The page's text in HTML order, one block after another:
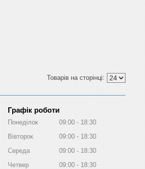
Графік роботи
Понеділок 09:00
18:30
Вівторок
09:00
18:30
Середа
09:00
18:30
Четвер
09:00
18:30